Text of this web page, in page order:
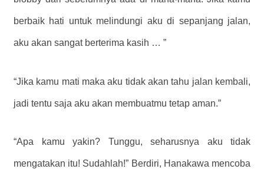
berbaik hati untuk melindungi aku di sepanjang jalan,
aku akan sangat berterima kasih … ”
“Jika kamu mati maka aku tidak akan tahu jalan kembali,
jadi tentu saja aku akan membuatmu tetap aman.”
“Apa kamu yakin? Tunggu, seharusnya aku tidak
mengatakan itu! Sudahlah!” Berdiri, Hanakawa mencoba